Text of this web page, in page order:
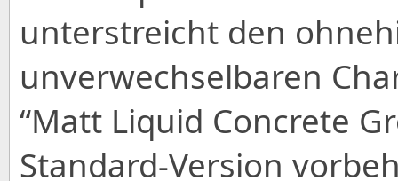
unterstreicht den
unverwechselbaren
“Matt Liquid Concrete
Standard-Version